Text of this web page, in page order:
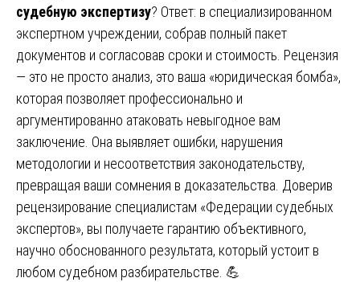
судебную экспертизу? Ответ: в специализированном
экспертном учреждении, собрав полный пакет
документов и согласовав сроки и стоимость. Рецензия
— это не просто анализ, это ваша «юридическая бомба»,
которая позволяет профессионально и
аргументированно атаковать невыгодное вам
заключение. Она выявляет ошибки, нарушения
методологии и несоответствия законодательству,
превращая ваши сомнения в доказательства. Доверив
рецензирование специалистам «Федерации судебных
экспертов», вы получаете гарантию объективного,
научно обоснованного результата, который устоит в
любом судебном разбирательстве. 💪